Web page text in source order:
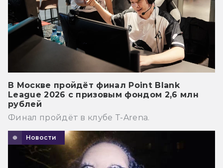
В Москве пройдёт финал Point Blank
League 2026 с призовым фондом 2,6 млн
рублей
Финал пройдёт в клубе T-Arena.
Новости